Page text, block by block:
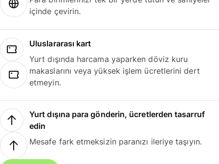
içinde çevirin.
Uluslararası kart
Yurt dışında harcama yaparken döviz kuru
makaslarını veya yüksek işlem ücretlerini dert
etmeyin.
Yurt dışına para gönderin, ücretlerden tasarruf
edin
Mesafe fark etmeksizin paranızı ileriye taşıyın.